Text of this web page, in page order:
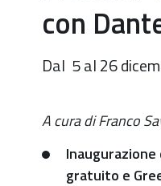
con
Dal 5 al 26
https://
Mostra:
A cura di Franco
Inaugurazione
gratuito e